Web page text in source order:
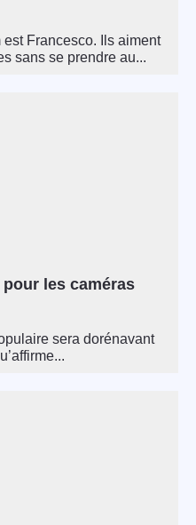
Francesco. Ils aiment
sans se prendre au...
les caméras
sera dorénavant